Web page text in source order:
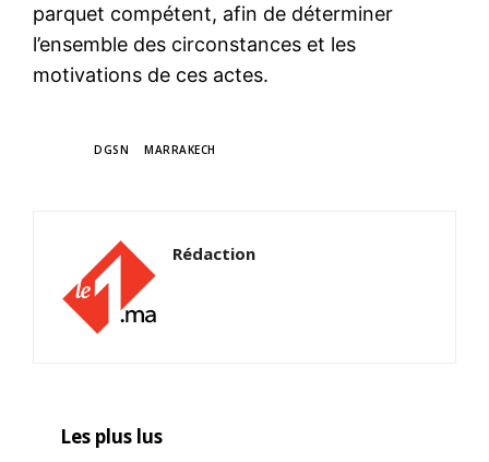
parquet compétent, afin de déterminer
l’ensemble des circonstances et les
motivations de ces actes.
DGSN MARRAKECH
Rédaction
Les plus lus